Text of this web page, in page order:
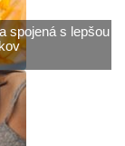
spojená s lepšou